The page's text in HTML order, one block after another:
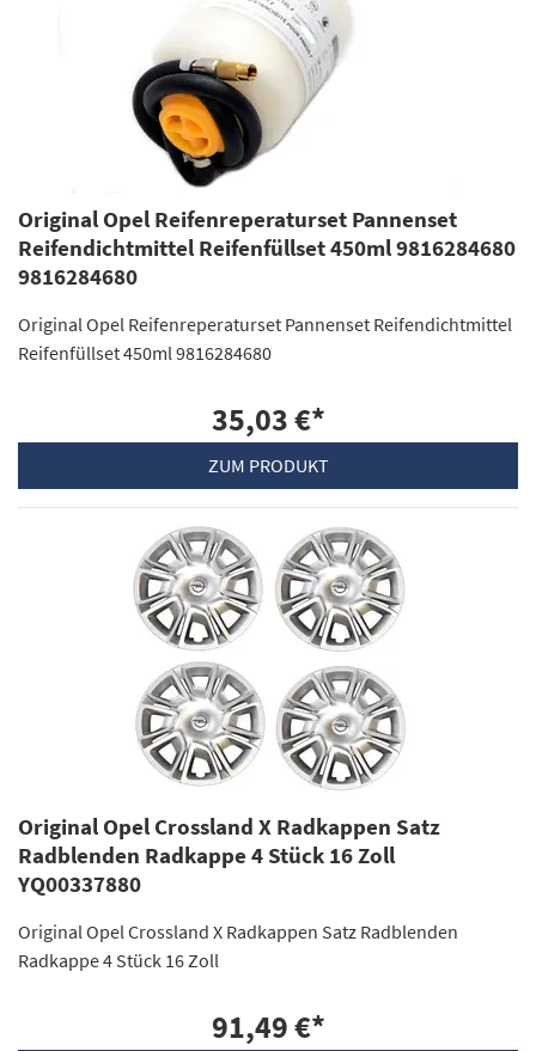
Original Opel Reifenreperaturset Pannenset
Reifendichtmittel Reifenfüllset 450ml 9816284680
9816284680
Original Opel Reifenreperaturset Pannenset Reifendichtmittel
Reifenfüllset 450ml 9816284680
35,03 €*
ZUM PRODUKT
Original Opel Crossland X Radkappen Satz
Radblenden Radkappe 4 Stück 16 Zoll
YQ00337880
Original Opel Crossland X Radkappen Satz Radblenden
Radkappe 4 Stück 16 Zoll
91,49 €*